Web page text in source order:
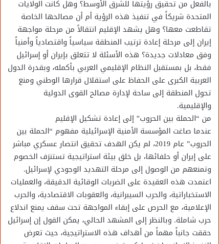
بالفعل من تحقيق رؤيتها للشرق الأوسط؟ وهل كانت الولايات
المتحدة شريكاً في تنفيذ هذه الرؤية أم أن مصالحها الخاصة
تقاطعت معها؟ وهل يشهد الإقليم انتقالاً من مرحلة مواجهة
إيران إلى مرحلة إعادة ترتيب المنطقة سياسياً واقتصادياً وأمنياً
وفق معادلات جديدة؟ هذه الأسئلة لا تتعلق بإيران أو إسرائيل
فقط، بل بمستقبل النظام الإقليمي العربي بأكمله، وبقدرة الدول
العربية الكبرى على الحفاظ على استقلال قرارها الوطني ومنع
تحول المنطقة إلى ساحة لإدارة مصالح القوى الدولية
والإقليمية.
من “الحملة بين الحروب” إلى إعادة تشكيل الإقليم
عندما صاغت المؤسسة الأمنية الإسرائيلية مفهوم “الحملة بين
الحروب” عام 2019، لم يكن الهدف تحقيق انتصار عسكري مباشر
على إيران أو حلفائها، بل خلق بيئة استراتيجية تستنزف الخصوم
وتمنعهم من الوصول إلى مرحلة التهديد الوجودي لإسرائيل.
اعتمدت هذه العقيدة على الضربات الوقائية الدقيقة، والعمليات
الاستخباراتية، والحرب السيبرانية، والعقوبات الاقتصادية، والحرب
الإعلامية، مع الحرص على إبقاء المواجهة تحت سقف يمنع اندلاع
حرب شاملة. وبالنظر إلى المشهد الحالي، يمكن القول إن إسرائيل
حققت جانباً مهماً من أهداف هذه الاستراتيجية، حيث تعرض